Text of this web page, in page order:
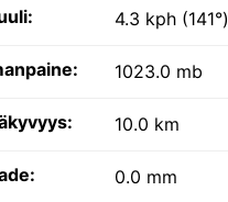
4.3 kph (141°)
1023.0 mb
10.0 km
0.0 mm